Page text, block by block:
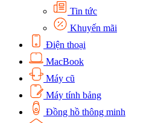
Tin tức
Khuyến mãi
Điện thoại
MacBook
Máy cũ
Máy tính bảng
Đồng hồ thông minh